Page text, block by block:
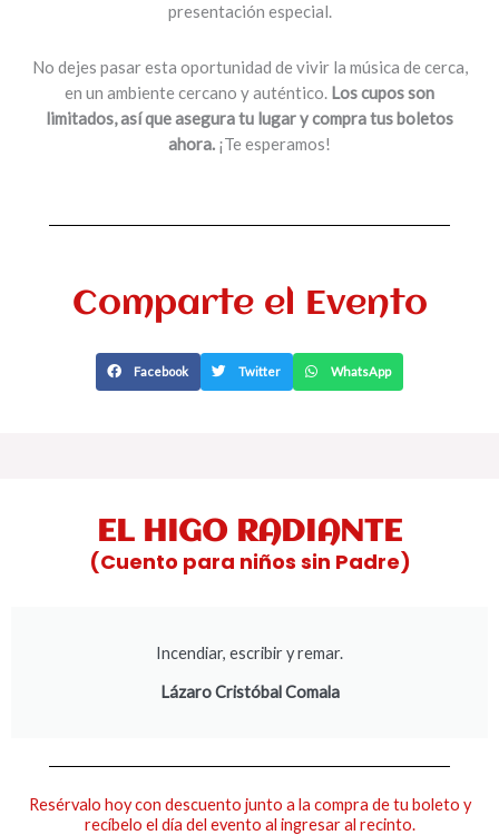
presentación especial.
No dejes pasar esta oportunidad de vivir la música de cerca,
en un ambiente cercano y auténtico. Los cupos son
limitados, así que asegura tu lugar y compra tus boletos
ahora. ¡Te esperamos!
Comparte el Evento
Facebook Twitter WhatsApp
EL HIGO RADIANTE
(Cuento para niños sin Padre)
Incendiar, escribir y remar.
Lázaro Cristóbal Comala
Resérvalo hoy con descuento junto a la compra de tu boleto y
recíbelo el día del evento al ingresar al recinto.